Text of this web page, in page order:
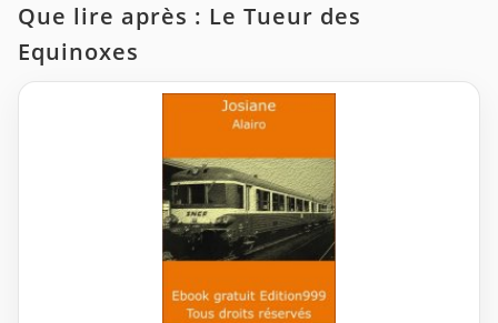
Que lire après : Le Tueur des
Equinoxes